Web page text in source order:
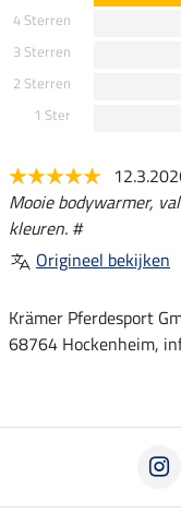
4 Sterren
3 Sterren
2 Sterren
1 Ster
Mooie bodywarmer,
kleuren. #
Origineel bekijken
Krämer Pferdesport
68764 Hockenheim,